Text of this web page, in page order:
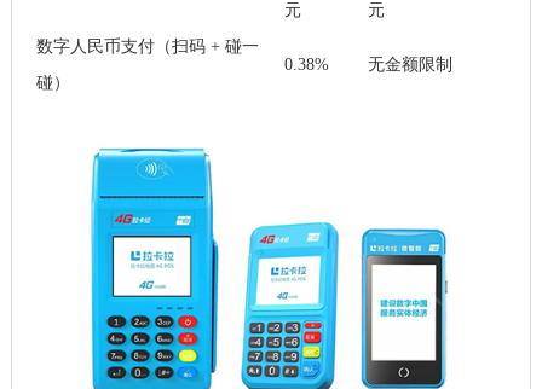
元
元
数字人民币支付（扫码 + 碰一
碰）
0.38% 无金额限制